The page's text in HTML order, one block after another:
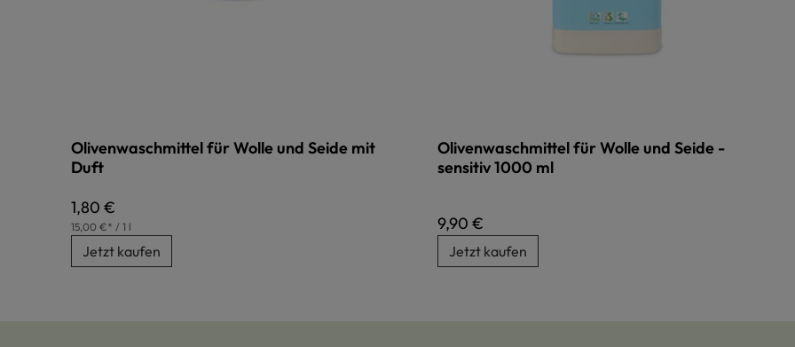
Olivenwaschmittel für Wolle und Seide mit
Duft
Regulärer Preis:
1,80 €
15,00 €* / 1 l
Jetzt kaufen
Olivenwaschmittel für Wolle und Seide -
sensitiv 1000 ml
Regulärer Preis:
9,90 €
Jetzt kaufen